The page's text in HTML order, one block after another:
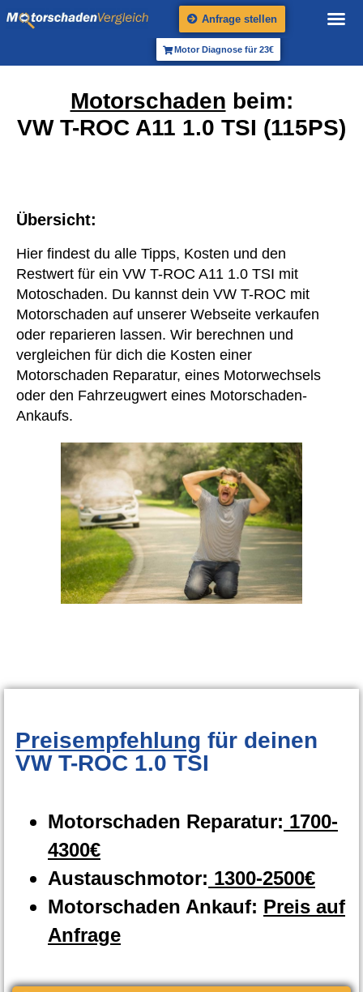
Anfrage stellen
Motor Diagnose für 23€
Motorschaden beim:
VW T-ROC A11 1.0 TSI (115PS)
Übersicht:
Hier findest du alle Tipps, Kosten und den
Restwert für ein VW T-ROC A11 1.0 TSI mit
Motoschaden. Du kannst dein VW T-ROC mit
Motorschaden auf unserer Webseite verkaufen
oder reparieren lassen. Wir berechnen und
vergleichen für dich die Kosten einer
Motorschaden Reparatur, eines Motorwechsels
oder den Fahrzeugwert eines Motorschaden-
Ankaufs.
Preisempfehlung für deinen
VW T-ROC 1.0 TSI
Motorschaden Reparatur: 1700-
4300€
Austauschmotor: 1300-2500€
Motorschaden Ankauf: Preis auf
Anfrage